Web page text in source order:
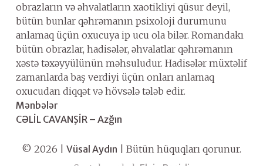
obrazların və əhvalatların xaotikliyi qüsur deyil,
bütün bunlar qəhrəmanın psixoloji durumunu
anlamaq üçün oxucuya ip ucu ola bilər. Romandakı
bütün obrazlar, hadisələr, əhvalatlar qəhrəmanın
xəstə təxəyyülünün məhsuludur. Hadisələr müxtəlif
zamanlarda baş verdiyi üçün onları anlamaq
oxucudan diqqət və hövsələ tələb edir.
Mənbələr
CƏLİL CAVANŞİR – Azğın
© 2026 Vüsal Aydın
Bütün hüquqları qorunur.